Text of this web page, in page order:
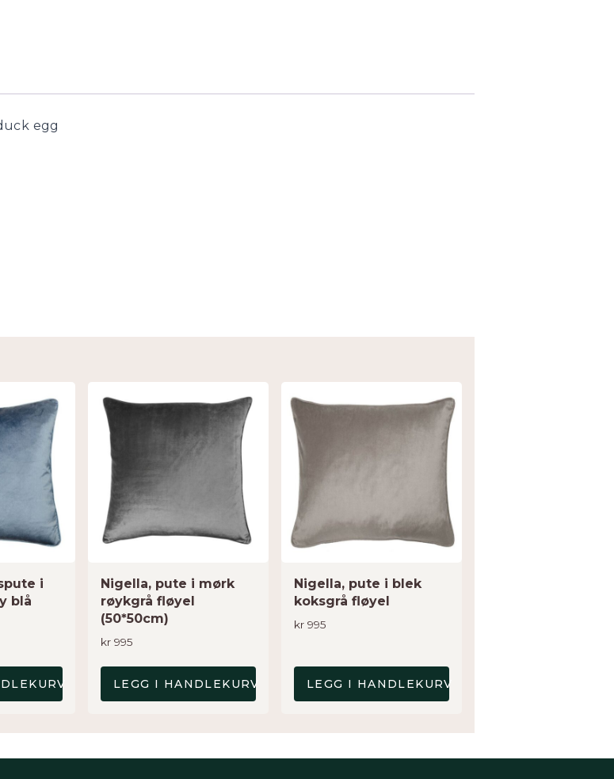
egg
i
blå
Nigella, pute i mørk
røykgrå fløyel
(50*50cm)
kr 995
LEGG I HANDLEKURV
Nigella, pute i blek
koksgrå fløyel
kr 995
LEGG I HANDLEKURV